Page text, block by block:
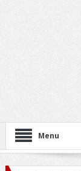
Menu